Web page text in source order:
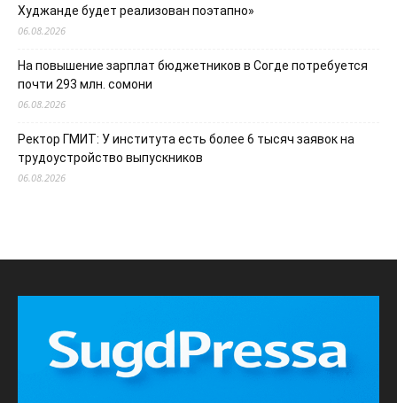
Худжанде будет реализован поэтапно»
06.08.2026
На повышение зарплат бюджетников в Согде потребуется
почти 293 млн. сомони
06.08.2026
Ректор ГМИТ: У института есть более 6 тысяч заявок на
трудоустройство выпускников
06.08.2026